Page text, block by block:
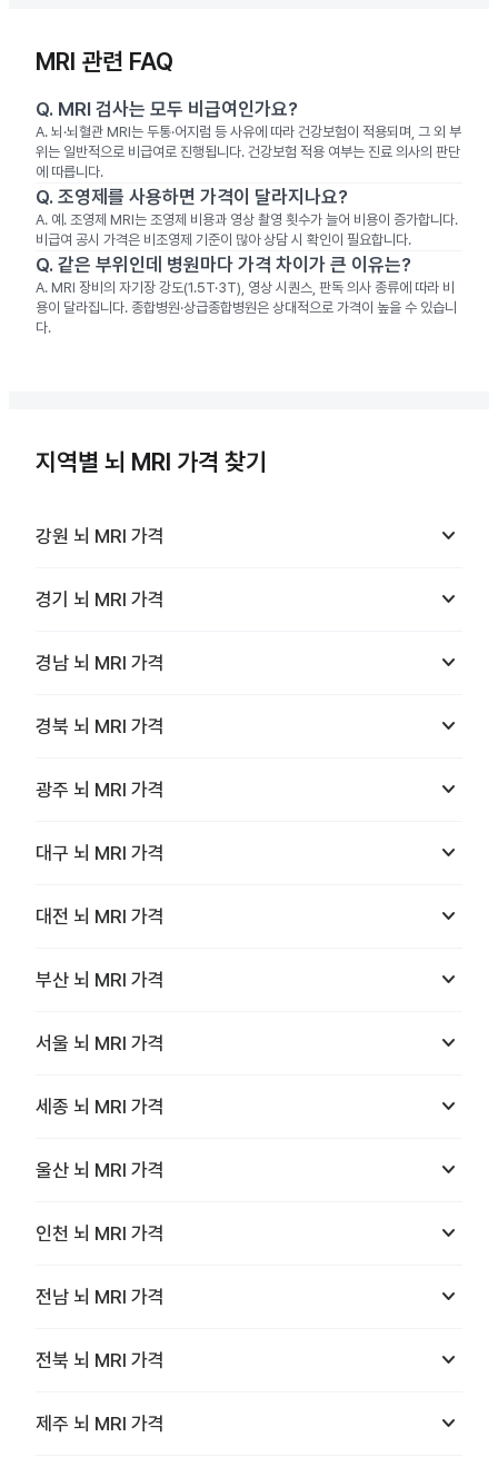
MRI 관련 FAQ
Q. MRI 검사는 모두 비급여인가요?
A. 뇌·뇌혈관 MRI는 두통·어지럼 등 사유에 따라 건강보험이 적용되며, 그 외 부
위는 일반적으로 비급여로 진행됩니다. 건강보험 적용 여부는 진료 의사의 판단
에 따릅니다.
Q. 조영제를 사용하면 가격이 달라지나요?
A. 예. 조영제 MRI는 조영제 비용과 영상 촬영 횟수가 늘어 비용이 증가합니다.
비급여 공시 가격은 비조영제 기준이 많아 상담 시 확인이 필요합니다.
Q. 같은 부위인데 병원마다 가격 차이가 큰 이유는?
A. MRI 장비의 자기장 강도(1.5T·3T), 영상 시퀀스, 판독 의사 종류에 따라 비
용이 달라집니다. 종합병원·상급종합병원은 상대적으로 가격이 높을 수 있습니
다.
지역별 뇌 MRI 가격 찾기
강원 뇌 MRI 가격 keyboard_arrow_down
경기 뇌 MRI 가격 keyboard_arrow_down
경남 뇌 MRI 가격 keyboard_arrow_down
경북 뇌 MRI 가격 keyboard_arrow_down
광주 뇌 MRI 가격 keyboard_arrow_down
대구 뇌 MRI 가격 keyboard_arrow_down
대전 뇌 MRI 가격 keyboard_arrow_down
부산 뇌 MRI 가격 keyboard_arrow_down
서울 뇌 MRI 가격 keyboard_arrow_down
세종 뇌 MRI 가격 keyboard_arrow_down
울산 뇌 MRI 가격 keyboard_arrow_down
인천 뇌 MRI 가격 keyboard_arrow_down
전남 뇌 MRI 가격 keyboard_arrow_down
전북 뇌 MRI 가격 keyboard_arrow_down
제주 뇌 MRI 가격 keyboard_arrow_down